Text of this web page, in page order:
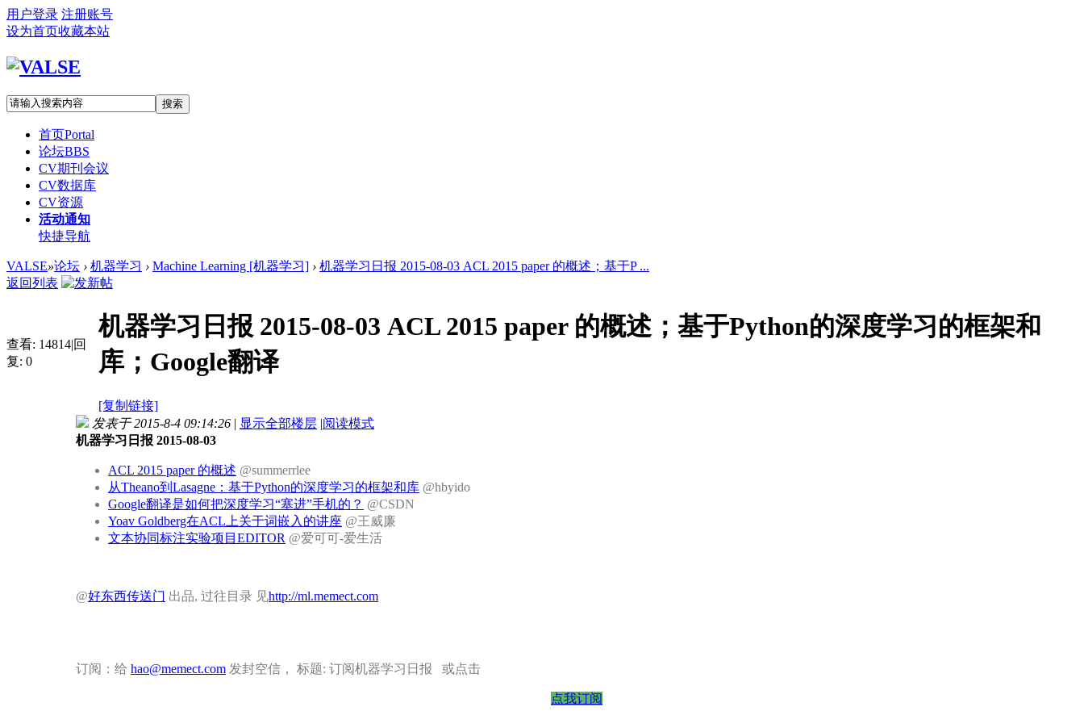
用户登录 注册账号
设为首页收藏本站
搜索
首页Portal
论坛BBS
CV期刊会议
CV数据库
CV资源
活动通知
快捷导航
VALSE»论坛 › 机器学习 › Machine Learning [机器学习] › 机器学习日报 2015-08-03 ACL 2015 paper 的概述；基于P ...
返回列表
查看: 14814|回
复: 0
机器学习日报 2015-08-03 ACL 2015 paper 的概述；基于Python的深度学习的框架和
库；Google翻译
[复制链接]
发表于 2015-8-4 09:14:26 | 显示全部楼层 |阅读模式
机器学习日报 2015-08-03
ACL 2015 paper 的概述 @summerrlee
从Theano到Lasagne：基于Python的深度学习的框架和库 @hbyido
Google翻译是如何把深度学习“塞进”手机的？ @CSDN
Yoav Goldberg在ACL上关于词嵌入的讲座 @王威廉
文本协同标注实验项目EDITOR @爱可可-爱生活
@好东西传送门 出品, 过往目录 见http://ml.memect.com
订阅：给 hao@memect.com 发封空信， 标题: 订阅机器学习日报 或点击
点我订阅